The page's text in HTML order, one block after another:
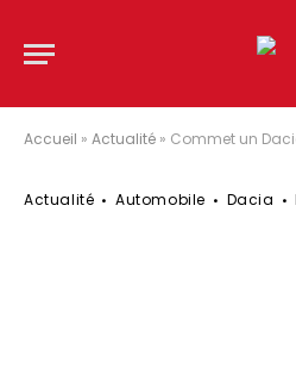
Accueil » Actualité » Commet un Dacia
Actualité Automobile Dacia